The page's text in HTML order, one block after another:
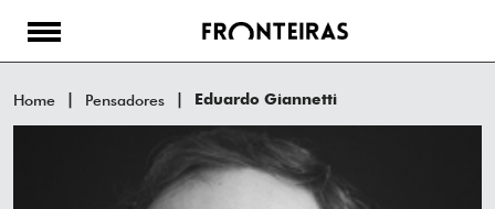
Home Pensadores Eduardo Giannetti